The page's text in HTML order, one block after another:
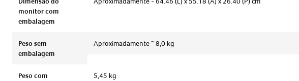
monitor com
embalagem
Peso sem
embalagem
Aproximadamente ~ 8,0 kg
Peso com
5,45 kg